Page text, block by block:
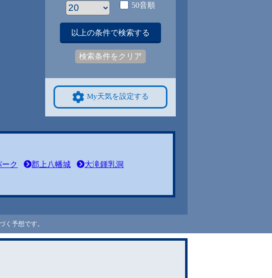
50音順
以上の条件で検索する
検索条件をクリア
My天気を設定する
ク 郡上八幡城
大滝鍾乳洞
く予想です。